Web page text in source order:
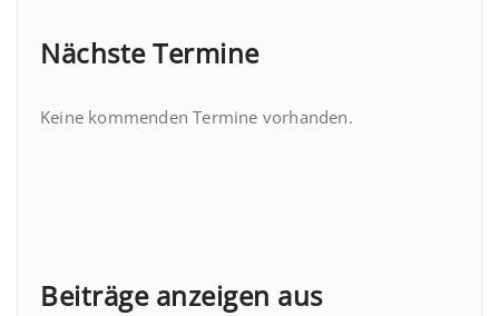
Nächste Termine
Keine kommenden Termine vorhanden.
Beiträge anzeigen aus